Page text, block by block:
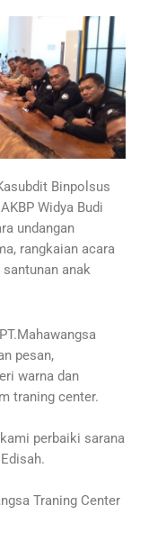
Binpolsus
Widya Budi
undangan
rangkaian acara
anak
pesan,
warna dan
traning center.
perbaiki sarana
Traning Center